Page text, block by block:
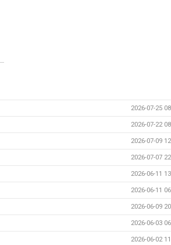
2026-07-25
2026-07-22
2026-07-09
2026-07-07
2026-06-11
2026-06-11
2026-06-09
2026-06-03
2026-06-02